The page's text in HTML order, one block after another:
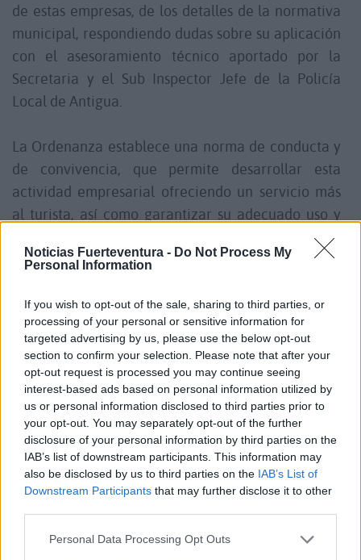
Noticias Fuerteventura - Do Not Process My
Personal Information
If you wish to opt-out of the sale, sharing to third parties, or
processing of your personal or sensitive information for
targeted advertising by us, please use the below opt-out
section to confirm your selection. Please note that after your
opt-out request is processed you may continue seeing
interest-based ads based on personal information utilized by
us or personal information disclosed to third parties prior to
your opt-out. You may separately opt-out of the further
disclosure of your personal information by third parties on the
IAB’s list of downstream participants. This information may
also be disclosed by us to third parties on the IAB’s List of
Downstream Participants that may further disclose it to other
Personal Data Processing Opt Outs
de estas empresas, de los detalles de la normativa
municipal, respondiendo dudas sobre su aplicación
con el asesoramiento técnico aportado por la
Secretaria y el Sub Inspector Jefe de la Policía
Local de Antigua.
La Ordenanza establece una norma de conducta y
de convivencia, que permite desarrollar esta
actividad empresarial ofreciendo un servicio más
al turista, así como garantizar su adecuado uso y
por lo tanto su convivencia con todas y todos los
viandantes del municipio.
El alcalde Matías Peña, anunció durante el
encuentro, la ampliación y mejora que se va a
ejecutar en el carril bici de Caleta de Fuste,
también entre las partes se acordó una nueva cita
tras la temporada estival para valorar como ha
resultado la aplicación de la Ordenanza durante
estos meses de verano y decidir si hay que
modificar, ampliar o restringir algunos de los
puntos de la misma, y añade el alcalde, tal y como